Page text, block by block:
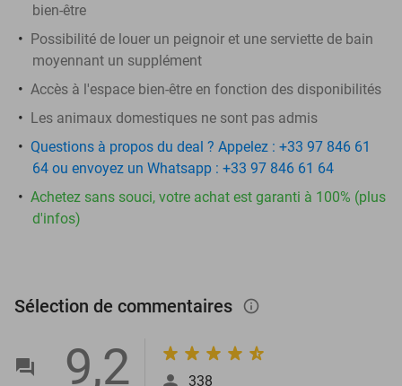
bien-être
Possibilité de louer un peignoir et une serviette de bain
moyennant un supplément
Accès à l'espace bien-être en fonction des disponibilités
Les animaux domestiques ne sont pas admis
Questions à propos du deal ? Appelez : +33 97 846 61
64 ou envoyez un Whatsapp : +33 97 846 61 64
Achetez sans souci, votre achat est garanti à 100% (plus
d'infos)
Sélection de commentaires info_outlined
9,2 338